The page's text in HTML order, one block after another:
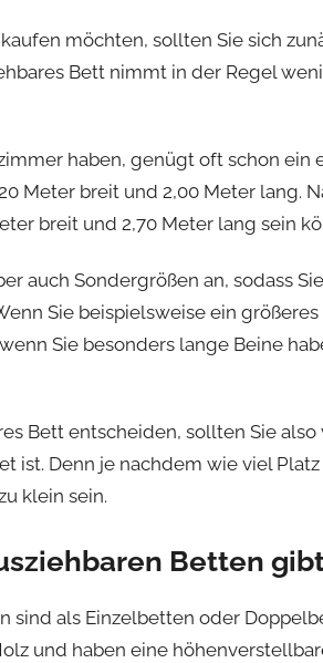
möchten, sollten Sie sich
Bett nimmt in der Regel
haben, genügt oft schon ein
Meter breit und 2,00 Meter lang.
breit und 2,70 Meter lang sein
auch Sondergrößen an, sodass
Sie beispielsweise ein
Sie besonders lange Beine
Bett entscheiden, sollten Sie
ist. Denn je nachdem wie viel
klein sein.
Betten
sind als Einzelbetten oder
und haben eine